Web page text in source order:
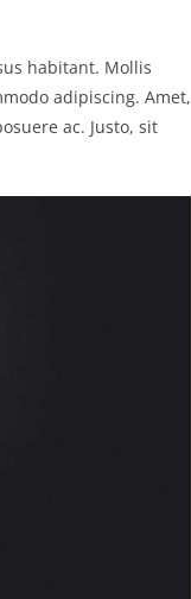
habitant. Mollis
adipiscing. Amet,
ac. Justo, sit